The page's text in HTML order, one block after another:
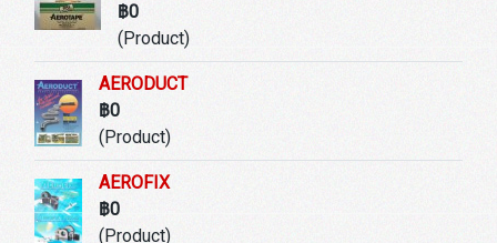
฿0
(Product)
AERODUCT
฿0
(Product)
AEROFIX
฿0
(Product)